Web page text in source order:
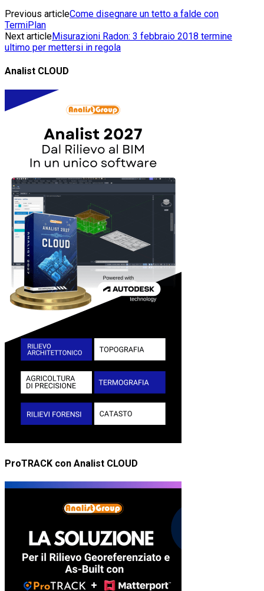
Previous articleCome disegnare un tetto a falde con
TermiPlan
Next articleMisurazioni Radon: 3 febbraio 2018 termine
ultimo per mettersi in regola
Analist CLOUD
ProTRACK con Analist CLOUD